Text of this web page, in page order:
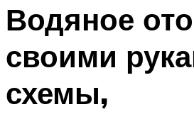
Водяное
своими
схемы,